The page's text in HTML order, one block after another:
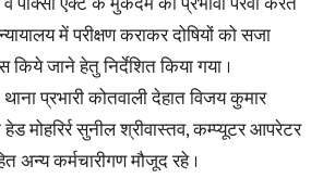
में परीक्षण कराकर दोषियों को सजा
जाने हेतु निर्देशित किया गया ।
प्रभारी कोतवाली देहात विजय कुमार
मोहरिर्र सुनील श्रीवास्तव, कम्प्यूटर आपरेटर
अन्य कर्मचारीगण मौजूद रहे ।